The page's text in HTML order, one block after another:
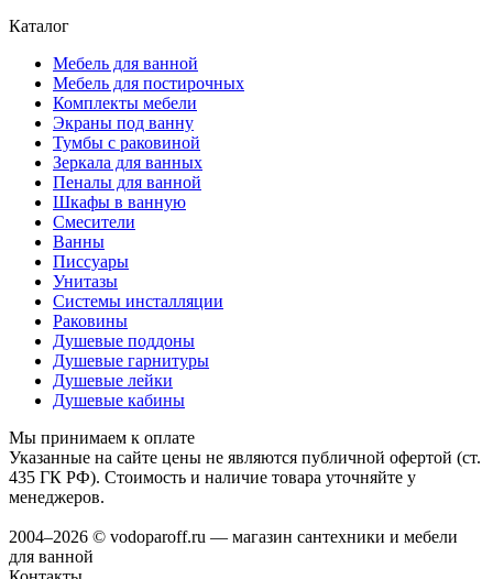
Каталог
Мебель для ванной
Мебель для постирочных
Комплекты мебели
Экраны под ванну
Тумбы с раковиной
Зеркала для ванных
Пеналы для ванной
Шкафы в ванную
Смесители
Ванны
Писсуары
Унитазы
Системы инсталляции
Раковины
Душевые поддоны
Душевые гарнитуры
Душевые лейки
Душевые кабины
Мы принимаем к оплате
Указанные на сайте цены не являются публичной офертой (ст.
435 ГК РФ). Стоимость и наличие товара уточняйте у
менеджеров.
2004–2026 © vodoparoff.ru — магазин сантехники и мебели
для ванной